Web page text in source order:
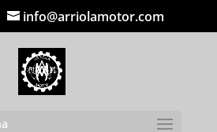
info@arriolamotor.com